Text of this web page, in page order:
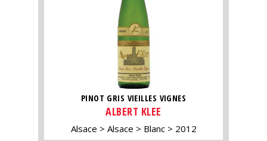
PINOT GRIS VIEILLES VIGNES
ALBERT KLEE
Alsace Alsace Blanc 2012